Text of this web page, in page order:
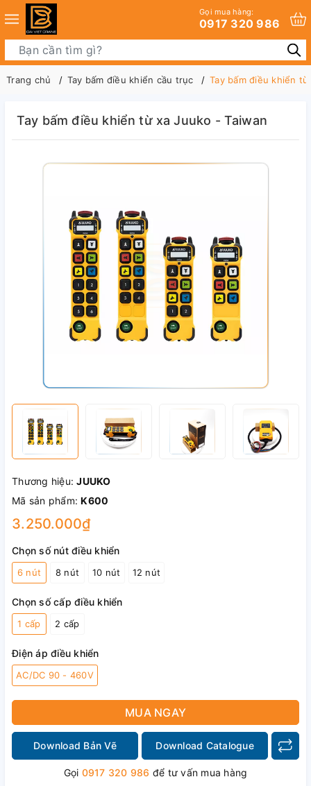
Gọi mua hàng:
0917 320 986
Trang chủ Tay bấm điều khiển cầu trục Tay bấm điều khiển
Tay bấm điều khiển từ xa Juuko - Taiwan
Thương hiệu:JUUKO
Mã sản phẩm:K600
3.250.000₫
Chọn số nút điều khiển
6 nút 8 nút 10 nút 12 nút
Chọn số cấp điều khiển
1 cấp 2 cấp
Điện áp điều khiển
AC/DC 90 - 460V
MUA NGAY
Download Bản Vẽ Download Catalogue
Gọi 0917 320 986 để tư vấn mua hàng